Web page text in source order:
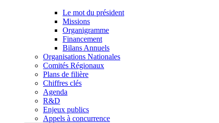
Le mot du président
Missions
Organigramme
Financement
Bilans Annuels
Organisations Nationales
Comités Régionaux
Plans de filière
Chiffres clés
Agenda
R&D
Enjeux publics
Appels à concurrence